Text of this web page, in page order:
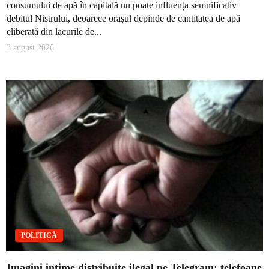
consumului de apă în capitală nu poate influența semnificativ
debitul Nistrului, deoarece orașul depinde de cantitatea de apă
eliberată din lacurile de...
3 august 2026
POLITICĂ